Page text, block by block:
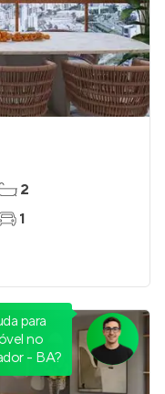
2
1
para
no
- BA?